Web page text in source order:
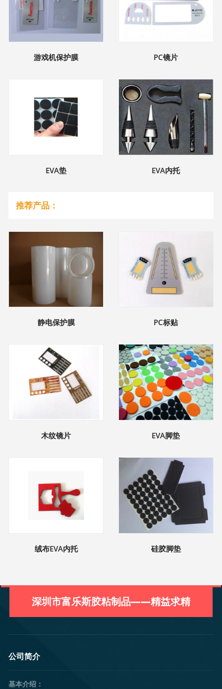
游戏机保护膜 PC镜片
EVA垫 EVA内托
推荐产品：
静电保护膜 PC标贴
木纹镜片 EVA脚垫
绒布EVA内托 硅胶脚垫
深圳市富乐斯胶粘制品——精益求精
公司简介
基本介绍：